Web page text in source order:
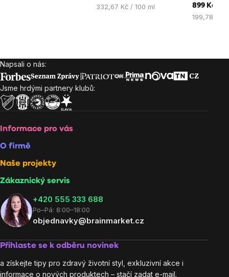
Měrná
332,67 Kč / 100 ml 899 Kč
Měrná
199,78 Kč /
Zápatí
Napsali o nás:
Jsme hrdými partnery klubů:
Informace pro vás
O firmě
Naše projekty
Zákaznický servis
‭+420 555 333 688
Po–Pá: 8:00–18:00
objednavky@brainmarket.cz
Přihlaste se k odběru novinek
a získejte tipy pro zdravý životní styl, exkluzivní akce i
informace o nových produktech – stačí zadat e-mail.